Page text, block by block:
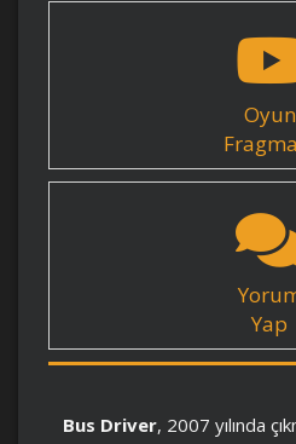
Oyun
Yap
Bus Driver, 2007 yılında